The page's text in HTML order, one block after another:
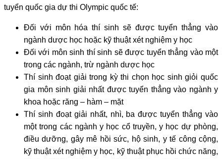
tuyển quốc gia dự thi Olympic quốc tế:
Đối với môn hóa thí sinh sẽ được tuyển thẳng vào
ngành dược học hoặc kỹ thuật xét nghiệm y học
Đối với môn sinh thí sinh sẽ được tuyển thẳng vào một
trong các ngành, trừ ngành dược học
Thí sinh đoạt giải trong kỳ thi chọn học sinh giỏi quốc
gia môn sinh giải nhất được tuyển thẳng vào ngành y
khoa hoặc răng – hàm – mặt
Thí sinh đoạt giải nhất, nhì, ba được tuyển thẳng vào
một trong các ngành y học cổ truyền, y học dự phòng,
điều dưỡng, gây mê hồi sức, hộ sinh, y tế công cộng,
kỹ thuật xét nghiệm y học, kỹ thuật phục hồi chức năng,